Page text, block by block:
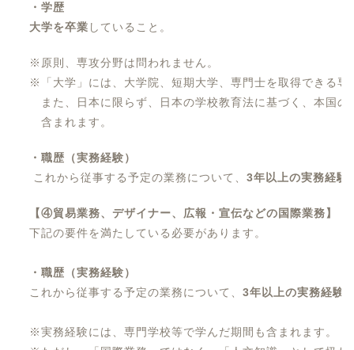
・学歴
大学を卒業 していること。
※原則、専攻分野は問われません。
※「大学」には、大学院、短期大学、専門士を取得できる専
また、日本に限らず、日本の学校教育法に基づく、本国の
含まれます。
・職歴（実務経験）
これから従事する予定の業務について、 3年以上の実務経験
【④貿易業務、デザイナー、広報・宣伝などの国際業務】
下記の要件を満たしている必要があります。
・職歴（実務経験）
これから従事する予定の業務について、 3年以上の実務経験
※実務経験には、専門学校等で学んだ期間も含まれます。